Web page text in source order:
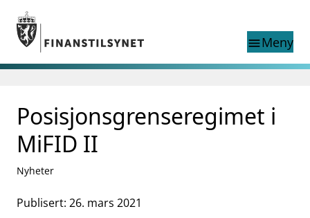
Gå til hovedinnhold
Gå til søkesiden
menuMeny
nettstedet
English
English
English home page
Tilsyn
Aktuelt
Tema
Posisjonsgrenseregimet i
MiFID II
Nyheter
Publisert: 26. mars 2021